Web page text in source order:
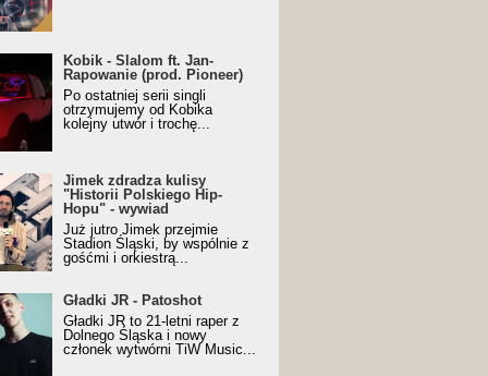
- Slalom ft. Jan-
(prod. Pioneer)
Music Visualiser]
Kobik - Slalom ft. Jan-
Rapowanie (prod. Pioneer)
Po ostatniej serii singli
otrzymujemy od Kobika
kolejny utwór i trochę...
zdradza kulisy "Historii
Hip-Hopu" - wywiad
Jimek zdradza kulisy
"Historii Polskiego Hip-
Hopu" - wywiad
Już jutro Jimek przejmie
Stadion Śląski, by wspólnie z
gośćmi i orkiestrą...
JR - Patoshot
Gładki JR - Patoshot
Gładki JR to 21-letni raper z
Dolnego Śląska i nowy
członek wytwórni TiW Music...